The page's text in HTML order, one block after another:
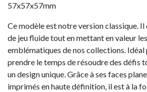
57x57x57mm
Ce modèle est notre version classique.
de jeu fluide tout en mettant en valeur
emblématiques de nos collections.
prendre le temps de résoudre des défis
un design unique. Grâce à ses faces
imprimés en haute définition, il est à la